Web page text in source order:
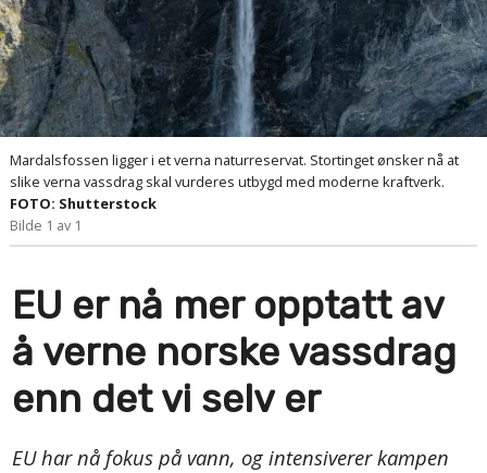
Mardalsfossen ligger i et verna naturreservat. Stortinget ønsker nå at
slike verna vassdrag skal vurderes utbygd med moderne kraftverk.
FOTO: Shutterstock
Bilde 1 av 1
EU er nå mer opptatt av
å verne norske vassdrag
enn det vi selv er
EU har nå fokus på vann, og intensiverer kampen